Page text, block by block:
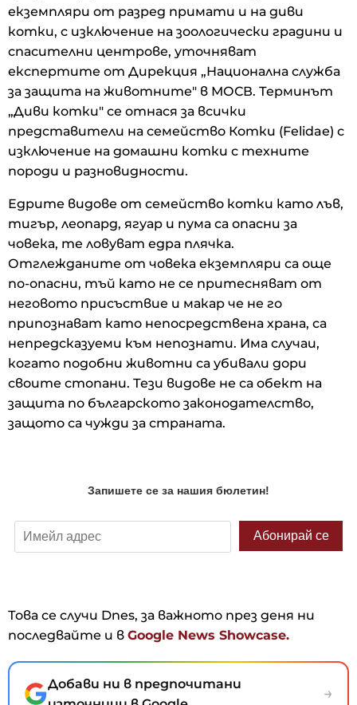
екземпляри от разред примати и на диви
котки, с изключение на зоологически градини и
спасителни центрове, уточняват
експертите от Дирекция „Национална служба
за защита на животните" в МОСВ. Терминът
„Диви котки" се отнася за всички
представители на семейство Котки (Felidae) с
изключение на домашни котки с техните
породи и разновидности.
Едрите видове от семейство котки като лъв,
тигър, леопард, ягуар и пума са опасни за
човека, те ловуват едра плячка.
Отглежданите от човека екземпляри са още
по-опасни, тъй като не се притесняват от
неговото присъствие и макар че не го
припознават като непосредствена храна, са
непредсказуеми към непознати. Има случаи,
когато подобни животни са убивали дори
своите стопани. Тези видове не са обект на
защита по българското законодателство,
защото са чужди за страната.
Това се случи Dnes, за важното през деня ни
последвайте и в Google News Showcase.
Добави ни в предпочитани
→